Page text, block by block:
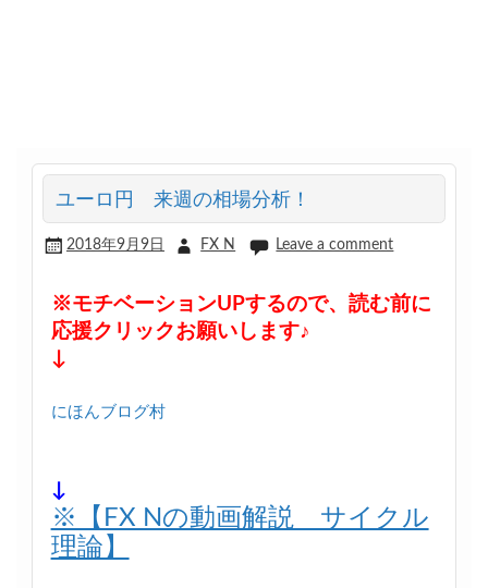
ユーロ円 来週の相場分析！
2018年9月9日 FX N Leave a comment
※モチベーションUPするので、読む前に
応援クリックお願いします♪
↓
にほんブログ村
↓
※【FX Nの動画解説 サイクル
理論】